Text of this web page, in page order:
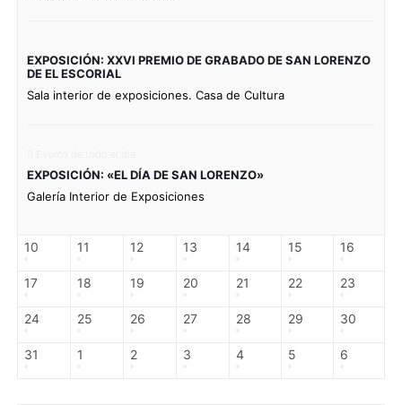
EXPOSICIÓN: XXVI PREMIO DE GRABADO DE SAN LORENZO
DE EL ESCORIAL
Sala interior de exposiciones. Casa de Cultura
EXPOSICIÓN: «EL DÍA DE SAN LORENZO»
Galería Interior de Exposiciones
10 11 12 13 14 15 16
17 18 19 20 21 22 23
24 25 26 27 28 29 30
31 1 2 3 4 5 6